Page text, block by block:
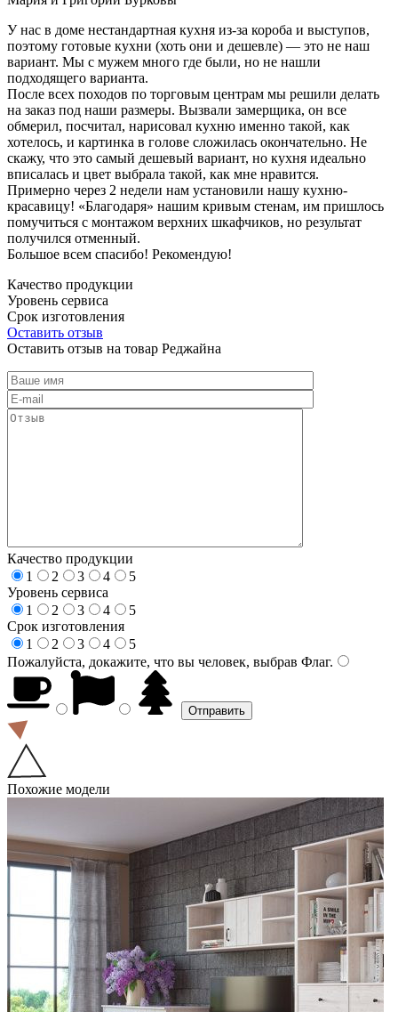
У нас в доме нестандартная кухня из-за короба и выступов,
поэтому готовые кухни (хоть они и дешевле) — это не наш
вариант. Мы с мужем много где были, но не нашли
подходящего варианта.
После всех походов по торговым центрам мы решили делать
на заказ под наши размеры. Вызвали замерщика, он все
обмерил, посчитал, нарисовал кухню именно такой, как
хотелось, и картинка в голове сложилась окончательно. Не
скажу, что это самый дешевый вариант, но кухня идеально
вписалась и цвет выбрала такой, как мне нравится.
Примерно через 2 недели нам установили нашу кухню-
красавицу! «Благодаря» нашим кривым стенам, им пришлось
помучиться с монтажом верхних шкафчиков, но результат
получился отменный.
Большое всем спасибо! Рекомендую!
Качество продукции
Уровень сервиса
Срок изготовления
Оставить отзыв
Оставить отзыв на товар Реджайна
Качество продукции
1
2 3 4
5
Уровень сервиса
1
2 3 4
5
Срок изготовления
1
2 3 4
5
Пожалуйста, докажите, что вы человек, выбрав Флаг.
Похожие модели